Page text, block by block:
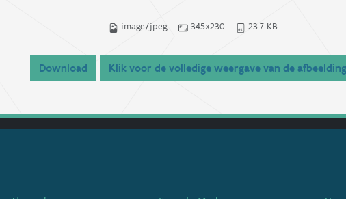
image/jpeg 345x230 23.7 KB
Download Klik voor de volledige weergave van de afbeelding